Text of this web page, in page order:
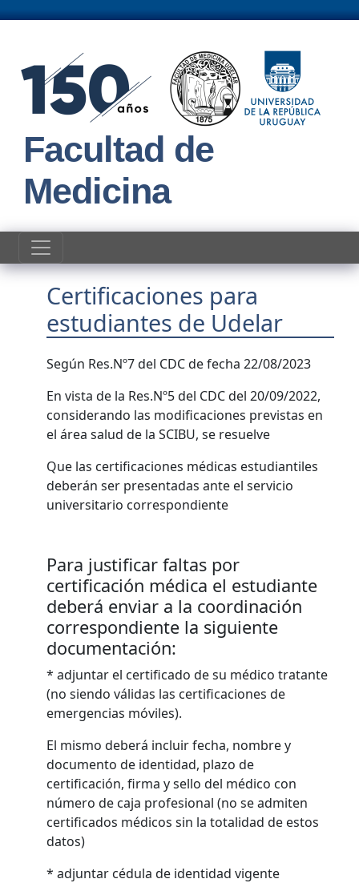
Facultad de
Medicina
Certificaciones para
estudiantes de Udelar
Según Res.Nº7 del CDC de fecha 22/08/2023
En vista de la Res.Nº5 del CDC del 20/09/2022,
considerando las modificaciones previstas en
el área salud de la SCIBU, se resuelve
Que las certificaciones médicas estudiantiles
deberán ser presentadas ante el servicio
universitario correspondiente
Para justificar faltas por
certificación médica el estudiante
deberá enviar a la coordinación
correspondiente la siguiente
documentación:
* adjuntar el certificado de su médico tratante
(no siendo válidas las certificaciones de
emergencias móviles).
El mismo deberá incluir fecha, nombre y
documento de identidad, plazo de
certificación, firma y sello del médico con
número de caja profesional (no se admiten
certificados médicos sin la totalidad de estos
datos)
* adjuntar cédula de identidad vigente